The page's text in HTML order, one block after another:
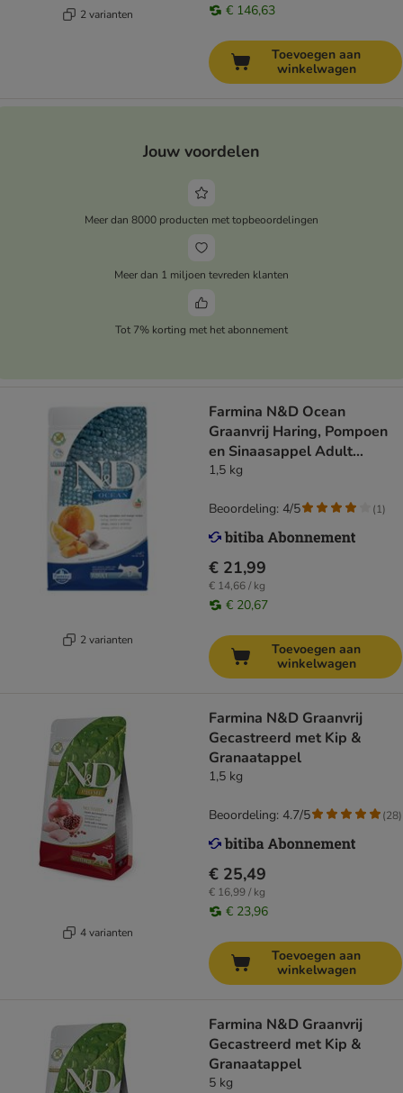
2 varianten € 146,63
Toevoegen aan
winkelwagen
Jouw voordelen
Meer dan 8000 producten met topbeoordelingen
Meer dan 1 miljoen tevreden klanten
Tot 7% korting met het abonnement
2 varianten
Farmina N&D Ocean
Graanvrij Haring, Pompoen
en Sinaasappel Adult
Kattenvoer
1,5 kg
€ 21,99
€ 14,66 / kg
€ 20,67
Beoordeling: 4/5 (1)
Toevoegen aan
winkelwagen
4 varianten
Farmina N&D Graanvrij
Gecastreerd met Kip &
Granaatappel
1,5 kg
€ 25,49
€ 16,99 / kg
€ 23,96
Beoordeling: 4.7/5 (28)
Toevoegen aan
winkelwagen
Farmina N&D Graanvrij
Gecastreerd met Kip &
Granaatappel
5 kg